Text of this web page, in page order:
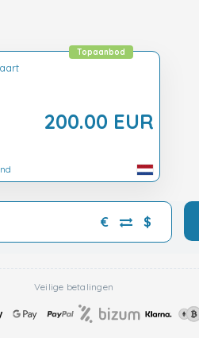
200.00 EUR
Topaanbod
€ $
Veilige betalingen